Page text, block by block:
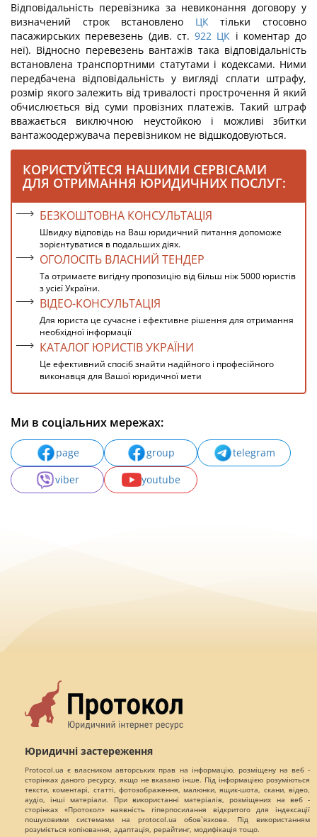
Відповідальність перевізника за невиконання договору у
визначений строк встановлено ЦКтільки стосовно
пасажирських перевезень (див. ст. 922 ЦК і коментар до
неї). Відносно перевезень вантажів така відповідальність
встановлена транспортними статутами і кодексами. Ними
передбачена відповідальність у вигляді сплати штрафу,
розмір якого залежить від тривалості прострочення й який
обчислюється від суми провізних платежів. Такий штраф
вважається виключною неустойкою і можливі збитки
вантажоодержувача перевізником не відшкодовуються.
КОРИСТУЙТЕСЯ НАШИМИ СЕРВІСАМИ
ДЛЯ ОТРИМАННЯ ЮРИДИЧНИХ ПОСЛУГ:
БЕЗКОШТОВНА КОНСУЛЬТАЦІЯ
Швидку відповідь на Ваш юридичний питання допоможе
зорієнтуватися в подальших діях.
ОГОЛОСІТЬ ВЛАСНИЙ ТЕНДЕР
Та отримаєте вигідну пропозицію від більш ніж 5000 юристів
з усієї України.
ВІДЕО-КОНСУЛЬТАЦІЯ
Для юриста це сучасне і ефективне рішення для отримання
необхідної інформації
КАТАЛОГ ЮРИСТІВ УКРАЇНИ
Це ефективний спосіб знайти надійного і професійного
виконавця для Вашої юридичної мети
Ми в соціальних мережах:
page group
telegram
viber
youtube
Юридичні застереження
Protocol.ua є власником авторських прав на інформацію, розміщену на веб -
сторінках даного ресурсу, якщо не вказано інше. Під інформацією розуміються
тексти, коментарі, статті, фотозображення, малюнки, ящик-шота, скани, відео,
аудіо, інші матеріали. При використанні матеріалів, розміщених на веб -
сторінках «Протокол» наявність гіперпосилання відкритого для індексації
пошуковими системами на protocol.ua обов`язкове. Під використанням
розуміється копіювання, адаптація, рерайтинг, модифікація тощо.